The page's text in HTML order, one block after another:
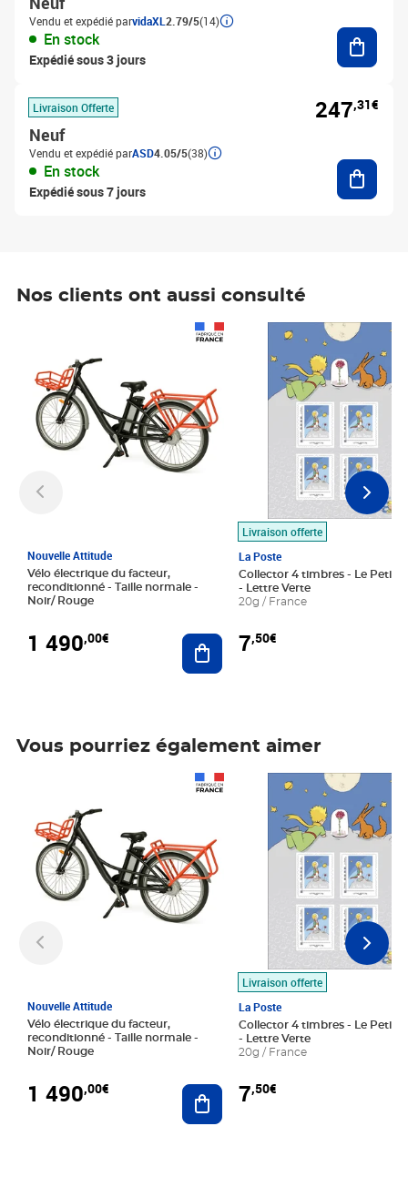
Vendu et expédié parvidaXL 2.79/5(14)
En stock
Expédié sous 3 jours
Livraison Offerte
Neuf
Vendu et expédié parASD4.05/5(38)
En stock
Expédié sous 7 jours
247,31€
Nos clients ont aussi consulté
Nouvelle Attitude
Vélo électrique du facteur,
reconditionné - Taille normale -
Noir/ Rouge
1 490,00€ Ajouter au panier
Livraison offerte
La Poste
Collector 4 timbres - Le Petit
- Lettre Verte
20g / France
7,50€
Prix 7,50€
Vous pourriez également aimer
Nouvelle Attitude
Vélo électrique du facteur,
reconditionné - Taille normale -
Noir/ Rouge
1 490,00€ Ajouter au panier
Livraison offerte
La Poste
Collector 4 timbres - Le Petit
- Lettre Verte
20g / France
7,50€
Prix 7,50€